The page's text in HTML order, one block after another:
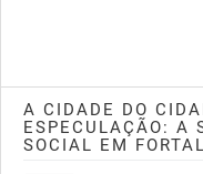
A CIDADE DO
ESPECULAÇÃO: A
SOCIAL EM